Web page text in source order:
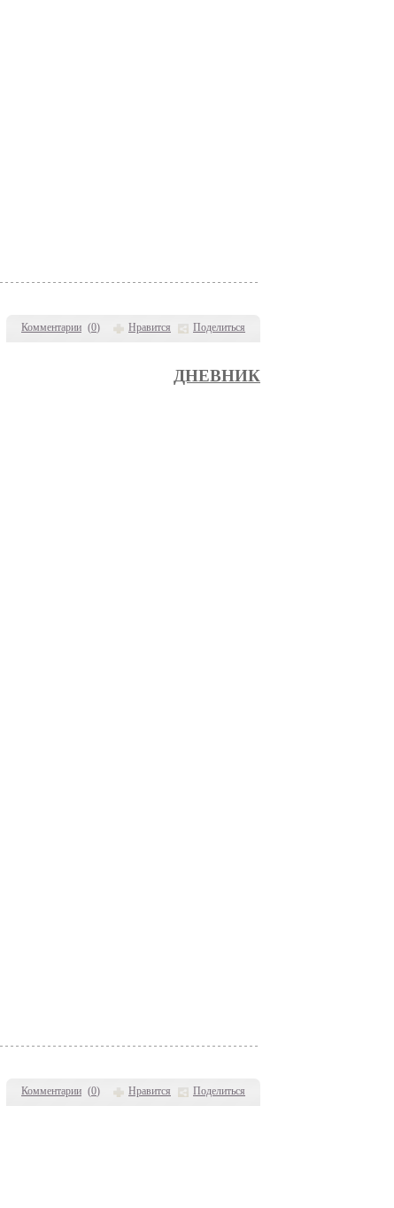
Комментарии (0) Нравится Поделиться
Комментарии (0) Нравится Поделиться
ДНЕВНИК